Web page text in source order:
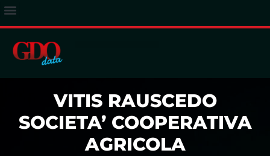
VITIS RAUSCEDO
SOCIETA’ COOPERATIVA
AGRICOLA